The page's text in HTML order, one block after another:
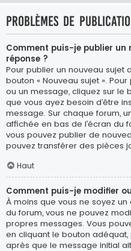
Problèmes de
Comment puis-je publier un
réponse ?
Pour publier un nouveau sujet
bouton « Nouveau sujet ».
ou un message, cliquez sur le
que vous ayez besoin d’être
message. Sur chaque forum,
affichée en bas de l’écran du
vous pouvez publier de
pouvez transférer des pièces
Haut
Comment puis-je modifier
À moins que vous ne soyez
du forum, vous ne pouvez
propres messages. Vous
en cliquant le bouton
après que le message initial